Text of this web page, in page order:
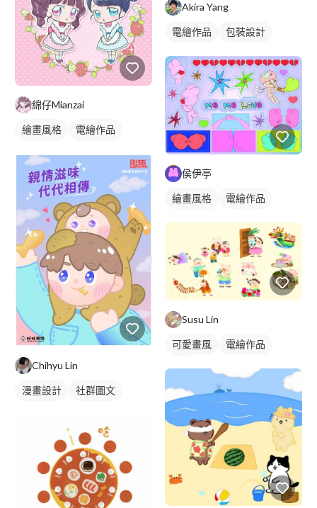
綿仔Mianzai
繪畫風格
電繪作品
Chihyu Lin
漫畫設計 社群圖文
Akira Yang
電繪作品
包裝設計
侯伊亭
繪畫風格
電繪作品
Susu Lin
可愛畫風
電繪作品